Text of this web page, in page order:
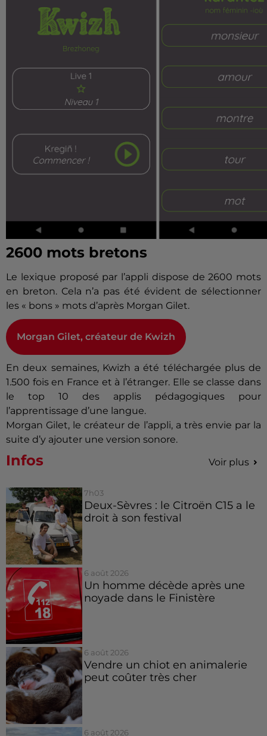
2600 mots bretons
Le lexique proposé par l’appli dispose de 2600 mots
en breton. Cela n’a pas été évident de sélectionner
les « bons » mots d’après Morgan Gilet.
Morgan Gilet, créateur de Kwizh
En deux semaines, Kwizh a été téléchargée plus de
1.500 fois en France et à l’étranger. Elle se classe dans
le top 10 des applis pédagogiques pour
l’apprentissage d’une langue.
Morgan Gilet, le créateur de l’appli, a très envie par la
suite d’y ajouter une version sonore.
Infos Voir plus
7h03
Deux-Sèvres : le Citroën C15 a le
droit à son festival
6 août 2026
Un homme décède après une
noyade dans le Finistère
6 août 2026
Vendre un chiot en animalerie
peut coûter très cher
6 août 2026